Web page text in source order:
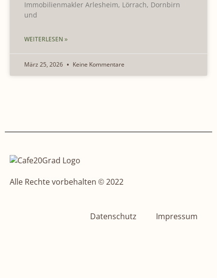
Immobilienmakler Arlesheim, Lörrach, Dornbirn
und
WEITERLESEN »
März 25, 2026 Keine Kommentare
Alle Rechte vorbehalten © 2022
Datenschutz Impressum